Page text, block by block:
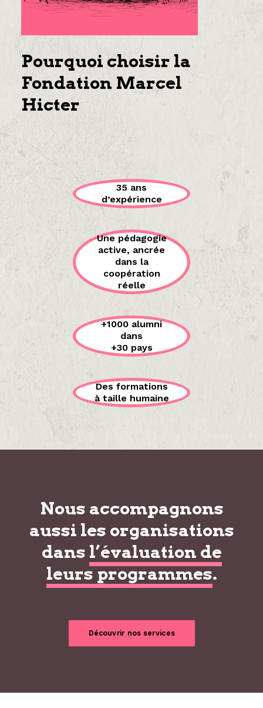
Pourquoi choisir la
Fondation Marcel
Hicter
35 ans
d’expérience
Une pédagogie
active, ancrée
dans la
coopération
réelle
+1000 alumni
dans
+30 pays
Des formations
à taille humaine
Nous accompagnons
aussi les organisations
dans l’évaluation de
leurs programmes.
Découvrir nos services